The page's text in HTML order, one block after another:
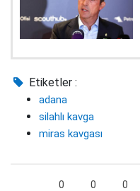
Etiketler :
adana
silahlı kavga
miras kavgası
0 0 0